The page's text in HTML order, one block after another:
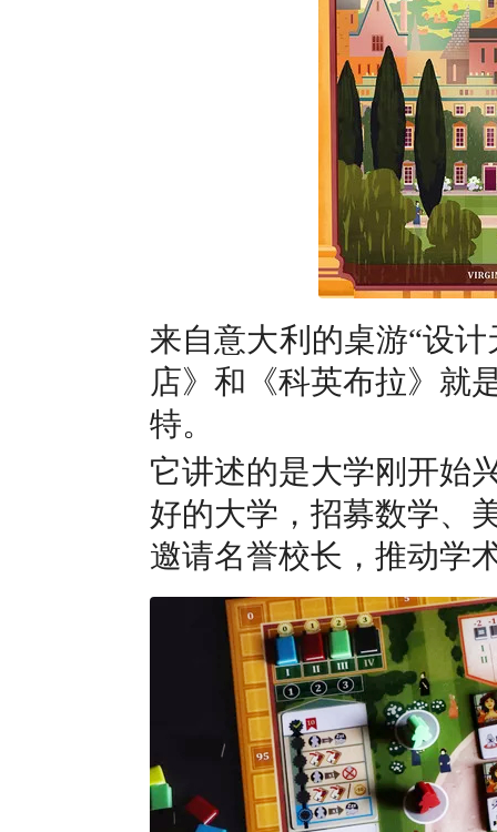
来自意大利的桌游“设
店》和《科英布拉》就
特。
它讲述的是大学刚开始
好的大学，招募数学、
邀请名誉校长，推动学